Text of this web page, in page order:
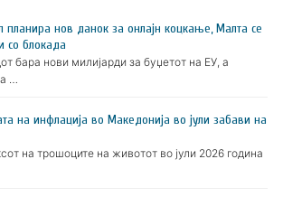
планира нов данок за онлајн коцкање, Малта се
со блокада
бара нови милијарди за буџетот на ЕУ, а
…
на инфлација во Македонија во јули забави на
на трошоците на животот во јули 2026 година